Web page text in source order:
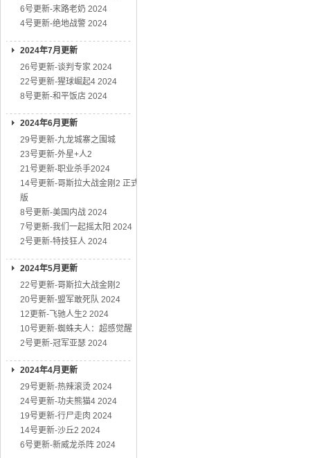
6号更新-末路老奶 2024
4号更新-绝地战警 2024
2024年7月更新
26号更新-谈判专家 2024
22号更新-猩球崛起4 2024
8号更新-和平饭店 2024
2024年6月更新
29号更新-九龙城寨之围城
23号更新-外星+人2
21号更新-职业杀手2024
14号更新-哥斯拉大战金刚2 正式
版
8号更新-美国内战 2024
7号更新-我们一起摇太阳 2024
2号更新-特技狂人 2024
2024年5月更新
22号更新-哥斯拉大战金刚2
20号更新-盟军敢死队 2024
12更新-飞驰人生2 2024
10号更新-蜘蛛夫人：超感觉醒
2号更新-冠军亚瑟 2024
2024年4月更新
29号更新-热辣滚烫 2024
24号更新-功夫熊猫4 2024
19号更新-行尸走肉 2024
14号更新-沙丘2 2024
6号更新-新威龙杀阵 2024